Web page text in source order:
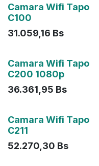
Camara Wifi Tapo
C100
31.059,16 Bs
Camara Wifi Tapo
C200 1080p
36.361,95 Bs
Agotado
Camara Wifi Tapo
C211
52.270,30 Bs